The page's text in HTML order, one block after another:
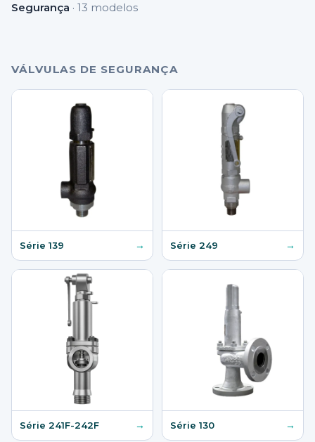
Segurança · 13 modelos
VÁLVULAS DE SEGURANÇA
Série 139 → Série 249 →
Série 241F-242F → Série 130 →